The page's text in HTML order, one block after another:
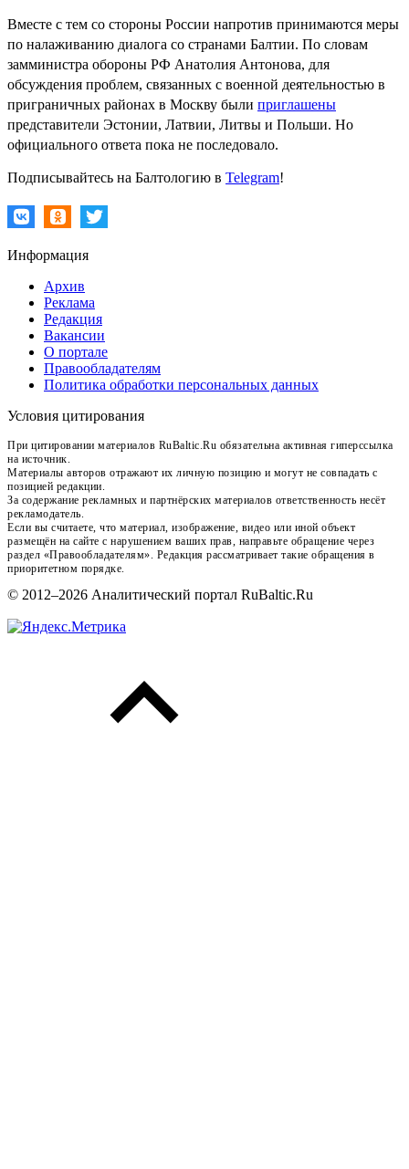
Вместе с тем со стороны России напротив принимаются меры
по налаживанию диалога со странами Балтии. По словам
замминистра обороны РФ Анатолия Антонова, для
обсуждения проблем, связанных с военной деятельностью в
приграничных районах в Москву были приглашены
представители Эстонии, Латвии, Литвы и Польши. Но
официального ответа пока не последовало.
Подписывайтесь на Балтологию в Telegram!
Информация
Архив
Реклама
Редакция
Вакансии
О портале
Правообладателям
Политика обработки персональных данных
Условия цитирования
При цитировании материалов RuBaltic.Ru обязательна активная гиперссылка
на источник.
Материалы авторов отражают их личную позицию и могут не совпадать с
позицией редакции.
За содержание рекламных и партнёрских материалов ответственность несёт
рекламодатель.
Если вы считаете, что материал, изображение, видео или иной объект
размещён на сайте с нарушением ваших прав, направьте обращение через
раздел «Правообладателям». Редакция рассматривает такие обращения в
приоритетном порядке.
© 2012–2026 Аналитический портал RuBaltic.Ru